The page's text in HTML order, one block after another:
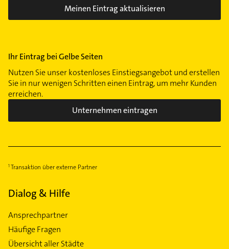
Meinen Eintrag aktualisieren
Ihr Eintrag bei Gelbe Seiten
Nutzen Sie unser kostenloses Einstiegsangebot und erstellen
Sie in nur wenigen Schritten einen Eintrag, um mehr Kunden
erreichen.
Unternehmen eintragen
Transaktion über externe Partner
Dialog & Hilfe
Ansprechpartner
Häufige Fragen
Übersicht aller Städte